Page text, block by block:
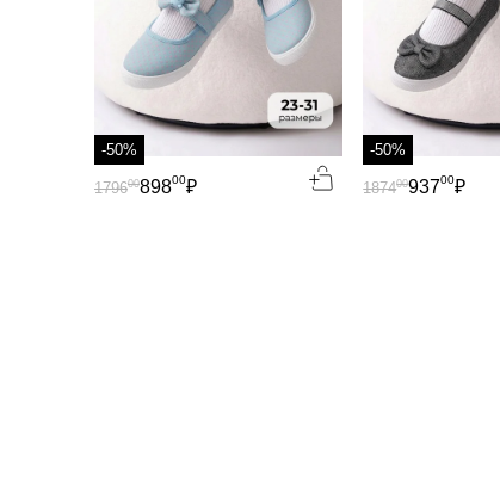
-50%
89800₽
179600
-50%
93700₽
187400